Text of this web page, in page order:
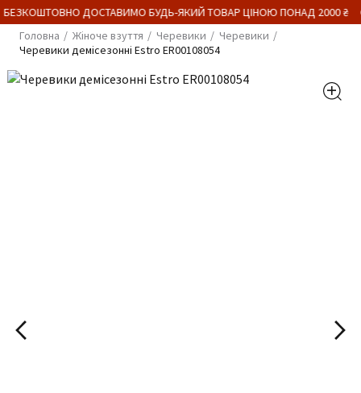
ДОСТАВИМО БУДЬ-ЯКИЙ ТОВАР ЦІНОЮ ПОНАД 2000 ₴
Головна
Жіноче взуття Черевики
Черевики
Черевики демісезонні Estro ER00108054